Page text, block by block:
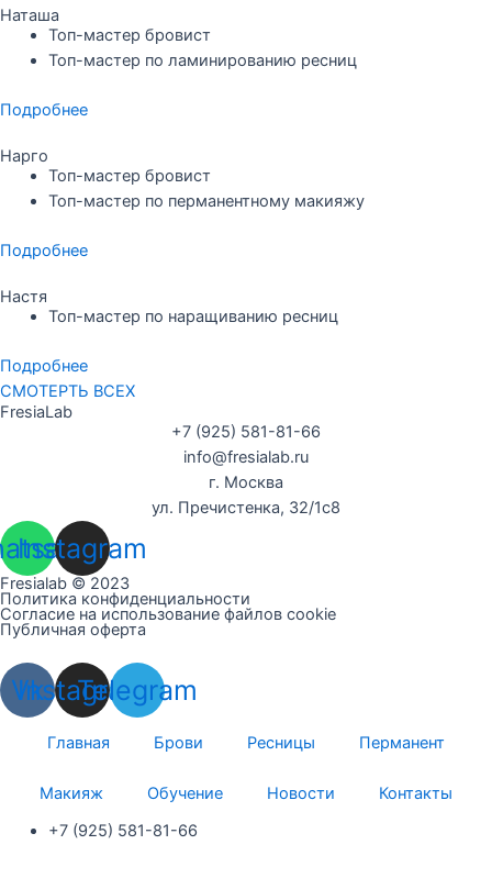
Наташа
Топ-мастер бровист
Топ-мастер по ламинированию ресниц
Подробнее
Нарго
Топ-мастер бровист
Топ-мастер по перманентному макияжу
Подробнее
Настя
Топ-мастер по наращиванию ресниц
Подробнее
СМОТЕРТЬ ВСЕХ
FresiaLab
+7 (925) 581-81-66
info@fresialab.ru
г. Москва
ул. Пречистенка, 32/1с8
Instagram
Fresialab © 2023
Политика конфиденциальности
Согласие на использование файлов cookie
Публичная оферта
Vk
Instagram
Telegram
Главная Брови Ресницы Перманент
Макияж Обучение Новости
Контакты
+7 (925) 581-81-66